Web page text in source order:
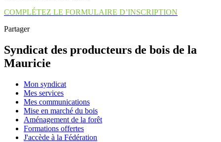
COMPLÉTEZ LE FORMULAIRE D’INSCRIPTION
Partager
Syndicat des producteurs de bois de la
Mauricie
Mon syndicat
Mes services
Mes communications
Mise en marché du bois
Aménagement de la forêt
Formations offertes
J'accède à la Fédération